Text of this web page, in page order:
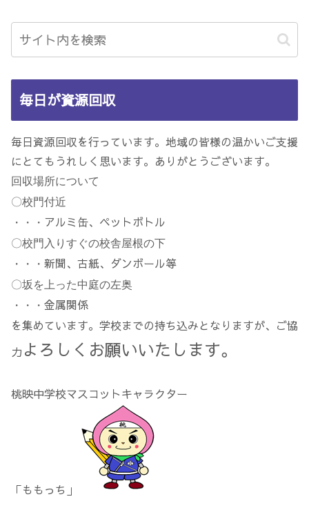
毎日が資源回収
毎日資源回収を行っています。地域の皆様の温かいご支援
にとてもうれしく思います。ありがとうございます。
回収場所について
〇校門付近
・・・ アルミ缶、ペットボトル
〇校門入りすぐの校舎屋根の下
・・・ 新聞、古紙、ダンボール等
〇坂を上った中庭の左奥
・・・ 金属関係
を集めています。学校までの持ち込みとなりますが、ご協
力 よろしくお願いいたします。
桃映中学校マスコットキャラクター
「ももっち」